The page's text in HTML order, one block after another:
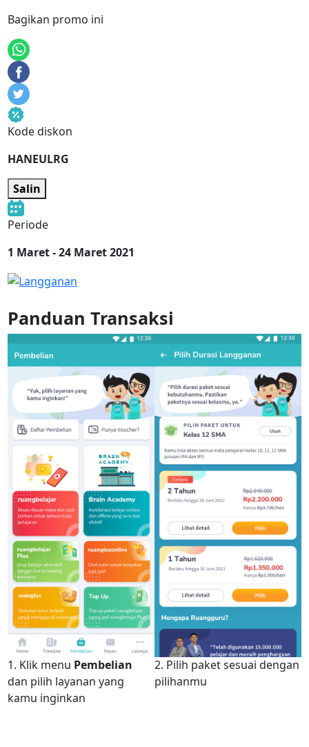
Bagikan promo ini
Kode diskon
HANEULRG
Salin
Periode
1 Maret - 24 Maret 2021
Panduan Transaksi
1. Klik menu Pembelian
dan pilih layanan yang
kamu inginkan
2. Pilih paket sesuai dengan
pilihanmu